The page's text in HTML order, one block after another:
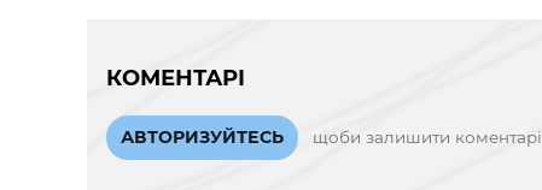
КОМЕНТАРІ
АВТОРИЗУЙТЕСЬ щоби залишити коментарі